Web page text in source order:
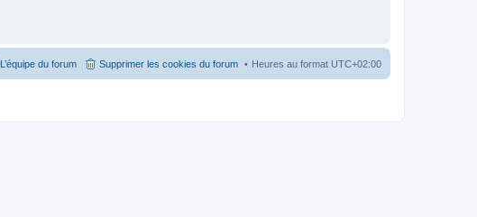
Heures au format UTC+02:00
Supprimer les cookies du forum
L’équipe du forum